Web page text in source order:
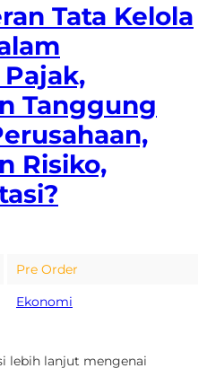
Tata Kelola
Tanggung
Risiko,
Pre Order
Ekonomi
lebih lanjut mengenai